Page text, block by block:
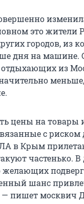
это жители
городов, из
дня на машине.
отдыхающих из
цены на товары
с
в Крым
частенько.
шанс
пишет москвич